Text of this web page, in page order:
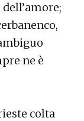
ne è
colta